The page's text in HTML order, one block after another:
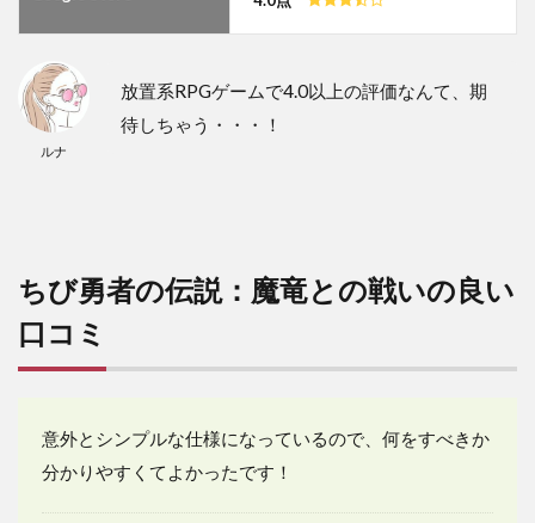
ルナ
放置系RPGゲームで4.0以上の評価なんて、期
待しちゃう・・・！
ちび勇者の伝説：魔竜との戦いの良い
口コミ
意外とシンプルな仕様になっているので、何をすべきか
分かりやすくてよかったです！